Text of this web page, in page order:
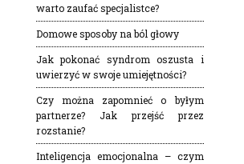
warto zaufać specjalistce?
Domowe sposoby na ból głowy
Jak pokonać syndrom oszusta i
uwierzyć w swoje umiejętności?
Czy można zapomnieć o byłym
partnerze? Jak przejść przez
rozstanie?
Inteligencja emocjonalna – czym